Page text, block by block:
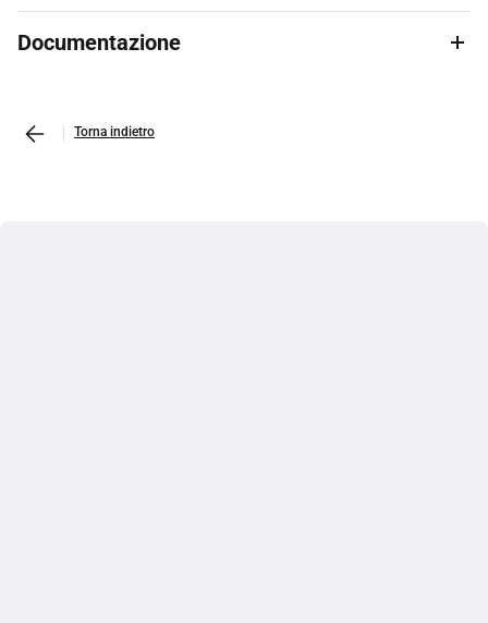
Documentazione
Torna indietro